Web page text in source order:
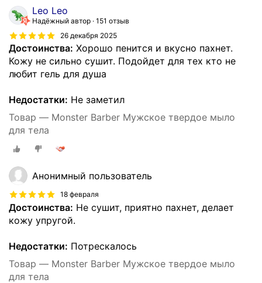
Leo Leo
Надёжный автор 151 отзыв
26 декабря 2025
Достоинства: Хорошо пенится и вкусно пахнет.
Кожу не сильно сушит. Подойдет для тех кто не
любит гель для душа
Недостатки: Не заметил
Товар — Monster Barber Мужское твердое мыло
для тела
Анонимный пользователь
18 февраля
Достоинства: Не сушит, приятно пахнет, делает
кожу упругой.
Недостатки: Потрескалось
Товар — Monster Barber Мужское твердое мыло
для тела